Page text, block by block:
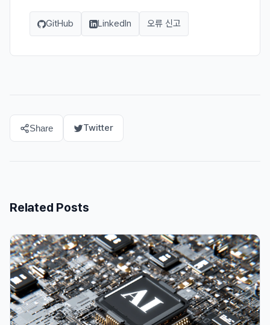
GitHub LinkedIn 오류 신고
Share Twitter
Related Posts